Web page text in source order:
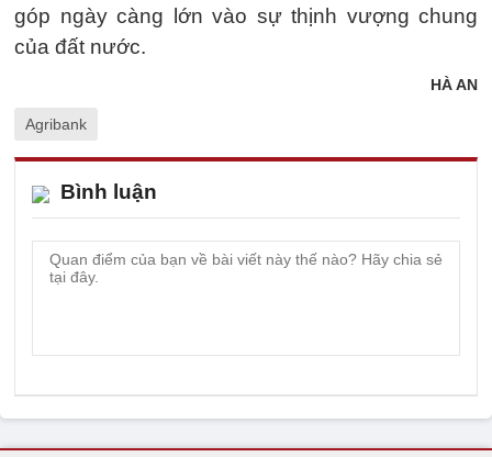
góp ngày càng lớn vào sự thịnh vượng chung
của đất nước.
HÀ AN
Agribank
Bình luận